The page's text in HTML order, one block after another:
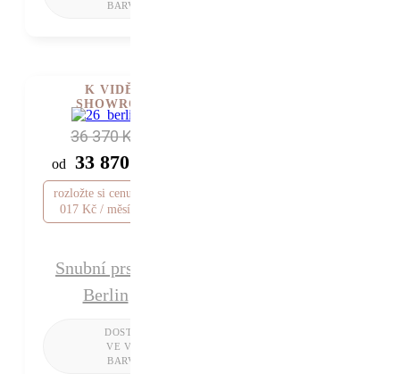
36 370 Kč
od 33 870 Kč
rozložte si cenu od 1
017 Kč / měsíc
Snubní prsten
Berlin
K VIDĚNÍ V
SHOWROOMU